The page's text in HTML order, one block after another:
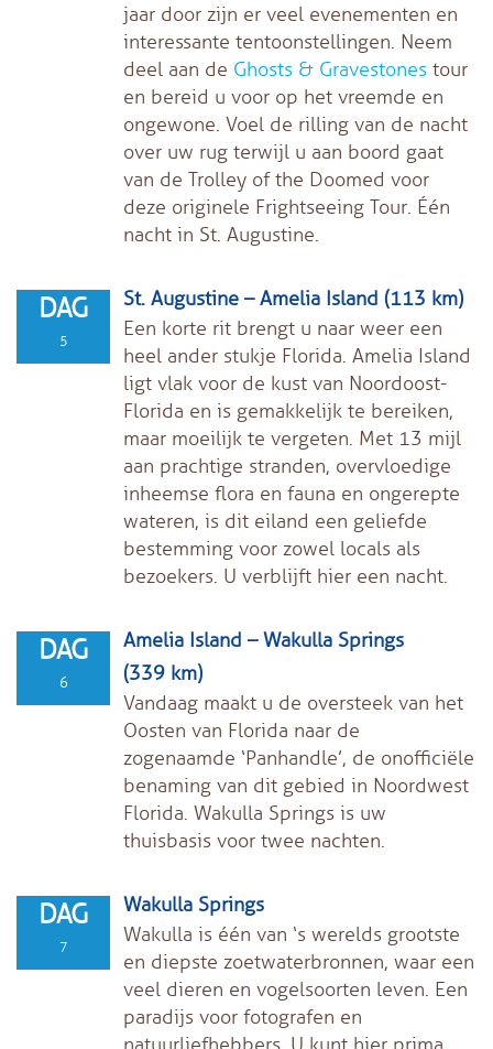
jaar door zijn er veel evenementen en
interessante tentoonstellingen. Neem
deel aan de Ghosts & Gravestones tour
en bereid u voor op het vreemde en
ongewone. Voel de rilling van de nacht
over uw rug terwijl u aan boord gaat
van de Trolley of the Doomed voor
deze originele Frightseeing Tour. Één
nacht in St. Augustine.
DAG
5
St. Augustine – Amelia Island (113 km)
Een korte rit brengt u naar weer een
heel ander stukje Florida. Amelia Island
ligt vlak voor de kust van Noordoost-
Florida en is gemakkelijk te bereiken,
maar moeilijk te vergeten. Met 13 mijl
aan prachtige stranden, overvloedige
inheemse flora en fauna en ongerepte
wateren, is dit eiland een geliefde
bestemming voor zowel locals als
bezoekers. U verblijft hier een nacht.
DAG
6
Amelia Island – Wakulla Springs
(339 km)
Vandaag maakt u de oversteek van het
Oosten van Florida naar de
zogenaamde ‘Panhandle’, de onofficiële
benaming van dit gebied in Noordwest
Florida. Wakulla Springs is uw
thuisbasis voor twee nachten.
DAG
7
Wakulla Springs
Wakulla is één van ‘s werelds grootste
en diepste zoetwaterbronnen, waar een
veel dieren en vogelsoorten leven. Een
paradijs voor fotografen en